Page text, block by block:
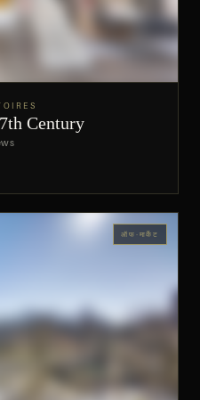
Century
ऑफ-मार्केट